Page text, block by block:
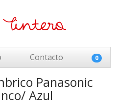
Contacto 0
Panasonic
Azul